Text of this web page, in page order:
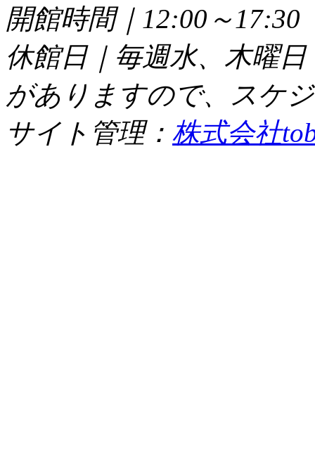
開館時間｜12:00～
休館日｜毎週水、木曜
がありますので、スケ
サイト管理： 株式会社